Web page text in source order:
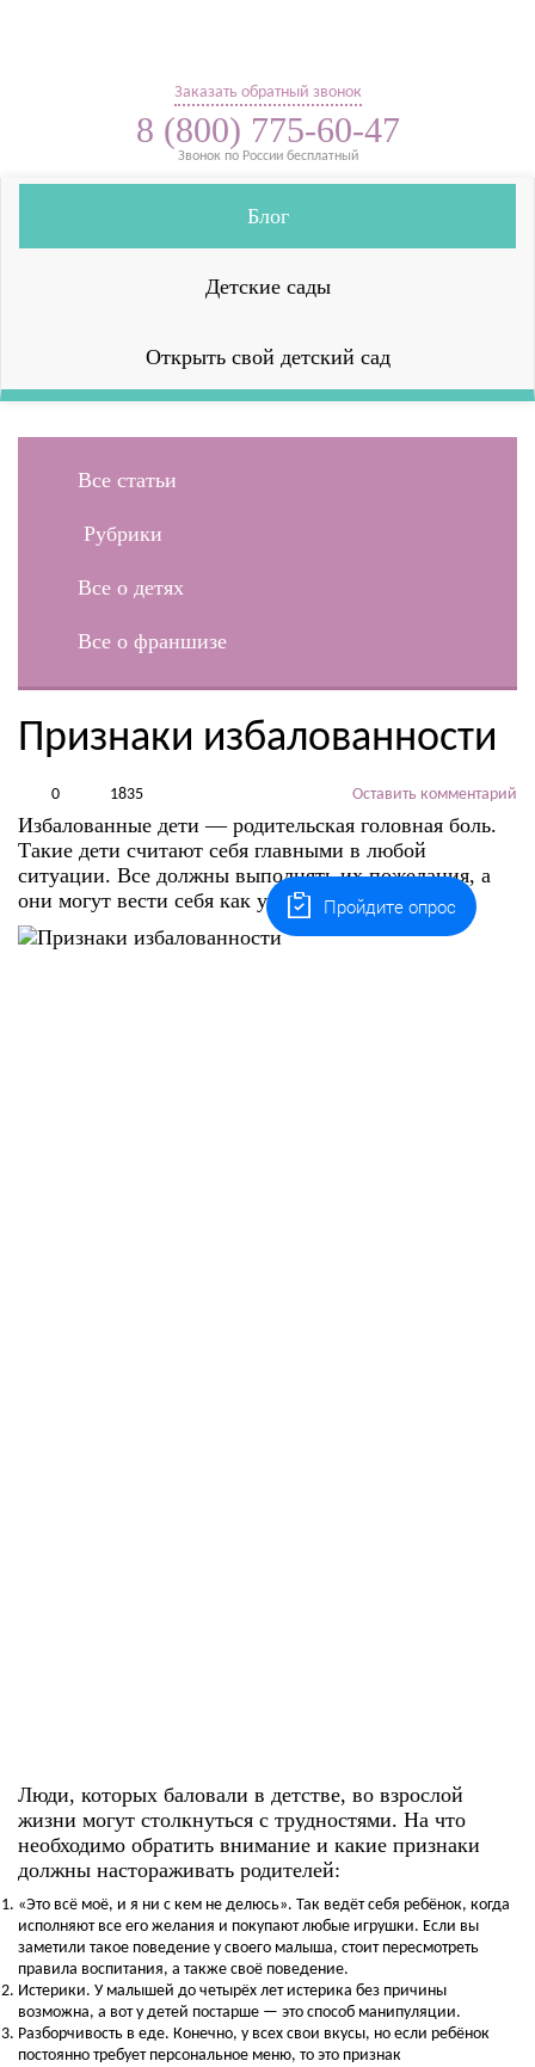
Заказать обратный звонок
8 (800) 775-60-47
Звонок по России бесплатный
Блог
Детские сады
Открыть свой детский сад
Все статьи
Рубрики
Все о детях
Все о франшизе
Признаки избалованности
Оставить комментарий
0 1835
Избалованные дети — родительская головная боль.
Такие дети считают себя главными в любой
ситуации. Все должны выполнять их пожелания, а
они могут вести себя как угодно.
Люди, которых баловали в детстве, во взрослой
жизни могут столкнуться с трудностями. На что
необходимо обратить внимание и какие признаки
должны настораживать родителей:
«Это всё моё, и я ни с кем не делюсь». Так ведёт себя ребёнок, когда
исполняют все его желания и покупают любые игрушки. Если вы
заметили такое поведение у своего малыша, стоит пересмотреть
правила воспитания, а также своё поведение.
Истерики. У малышей до четырёх лет истерика без причины
возможна, а вот у детей постарше — это способ манипуляции.
Разборчивость в еде. Конечно, у всех свои вкусы, но если ребёнок
постоянно требует персональное меню, то это признак
Пройдите опрос